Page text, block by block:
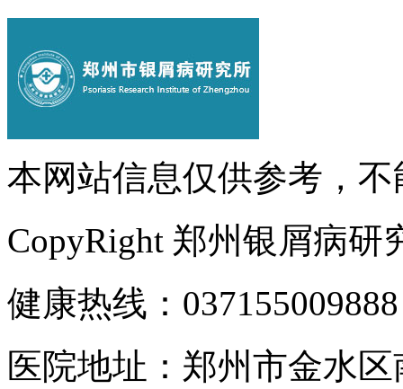
本网站信息仅供参考，
CopyRight 郑州银屑病研
健康热线：
医院地址：郑州市金水